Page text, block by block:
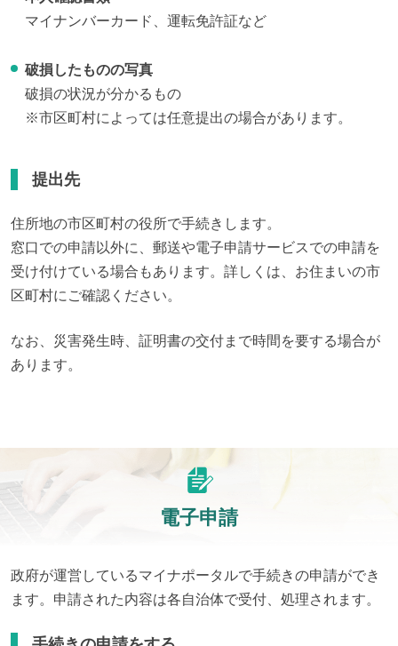
マイナンバーカード、運転免許証など
破損したものの写真
破損の状況が分かるもの
※市区町村によっては任意提出の場合があります。
提出先
住所地の市区町村の役所で手続きします。
窓口での申請以外に、郵送や電子申請サービスでの申請を
受け付けている場合もあります。詳しくは、お住まいの市
区町村にご確認ください。
なお、災害発生時、証明書の交付まで時間を要する場合が
あります。
電子申請
政府が運営しているマイナポータルで手続きの申請ができ
ます。申請された内容は各自治体で受付、処理されます。